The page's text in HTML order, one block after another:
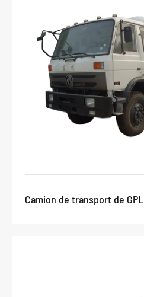
Camion de transport de GPL